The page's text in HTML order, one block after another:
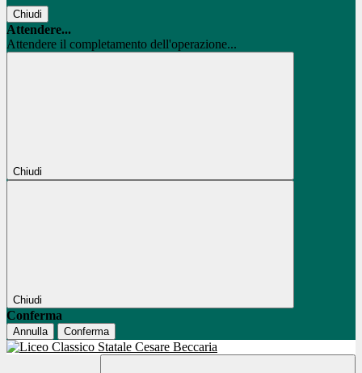
Chiudi
Attendere...
Attendere il completamento dell'operazione...
Chiudi
Chiudi
Conferma
Annulla Conferma